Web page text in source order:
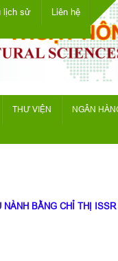
lịch sử Liên hệ
THƯ VIỆN NGÂN
BẰNG CHỈ THỊ ISSR